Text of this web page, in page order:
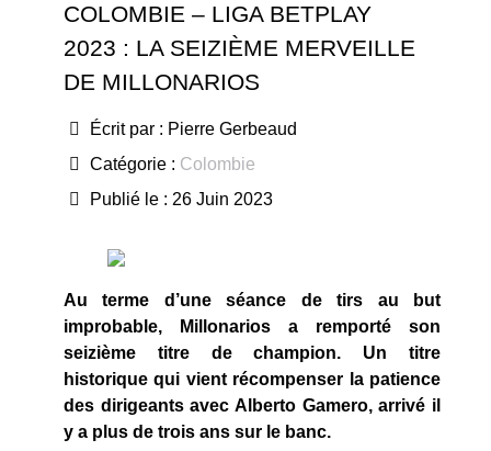
COLOMBIE – LIGA BETPLAY
2023 : LA SEIZIÈME MERVEILLE
DE MILLONARIOS
Écrit par : Pierre Gerbeaud
Catégorie : Colombie
Publié le : 26 Juin 2023
Au terme d’une séance de tirs au but
improbable, Millonarios a remporté son
seizième titre de champion. Un titre
historique qui vient récompenser la patience
des dirigeants avec Alberto Gamero, arrivé il
y a plus de trois ans sur le banc.